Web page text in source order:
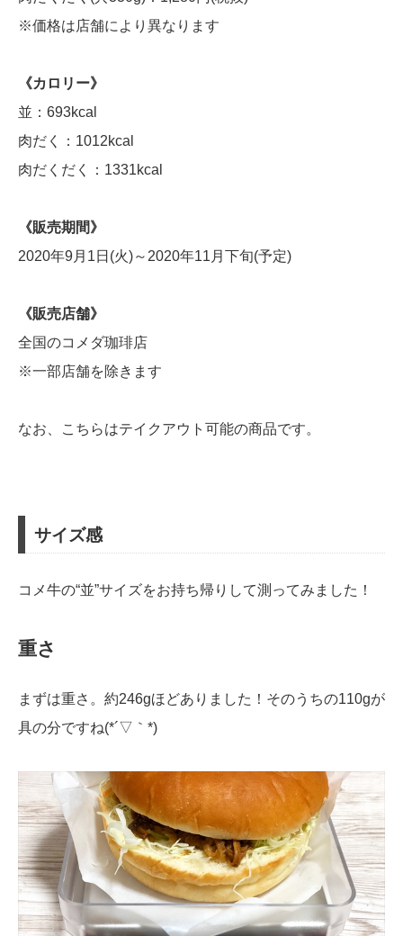
※価格は店舗により異なります
《カロリー》
並：693kcal
肉だく：1012kcal
肉だくだく：1331kcal
《販売期間》
2020年9月1日(火)～2020年11月下旬(予定)
《販売店舗》
全国のコメダ珈琲店
※一部店舗を除きます
なお、こちらはテイクアウト可能の商品です。
サイズ感
コメ牛の“並”サイズをお持ち帰りして測ってみました！
重さ
まずは重さ。約246gほどありました！そのうちの110gが
具の分ですね(*´▽｀*)